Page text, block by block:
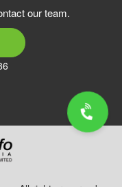
our team.